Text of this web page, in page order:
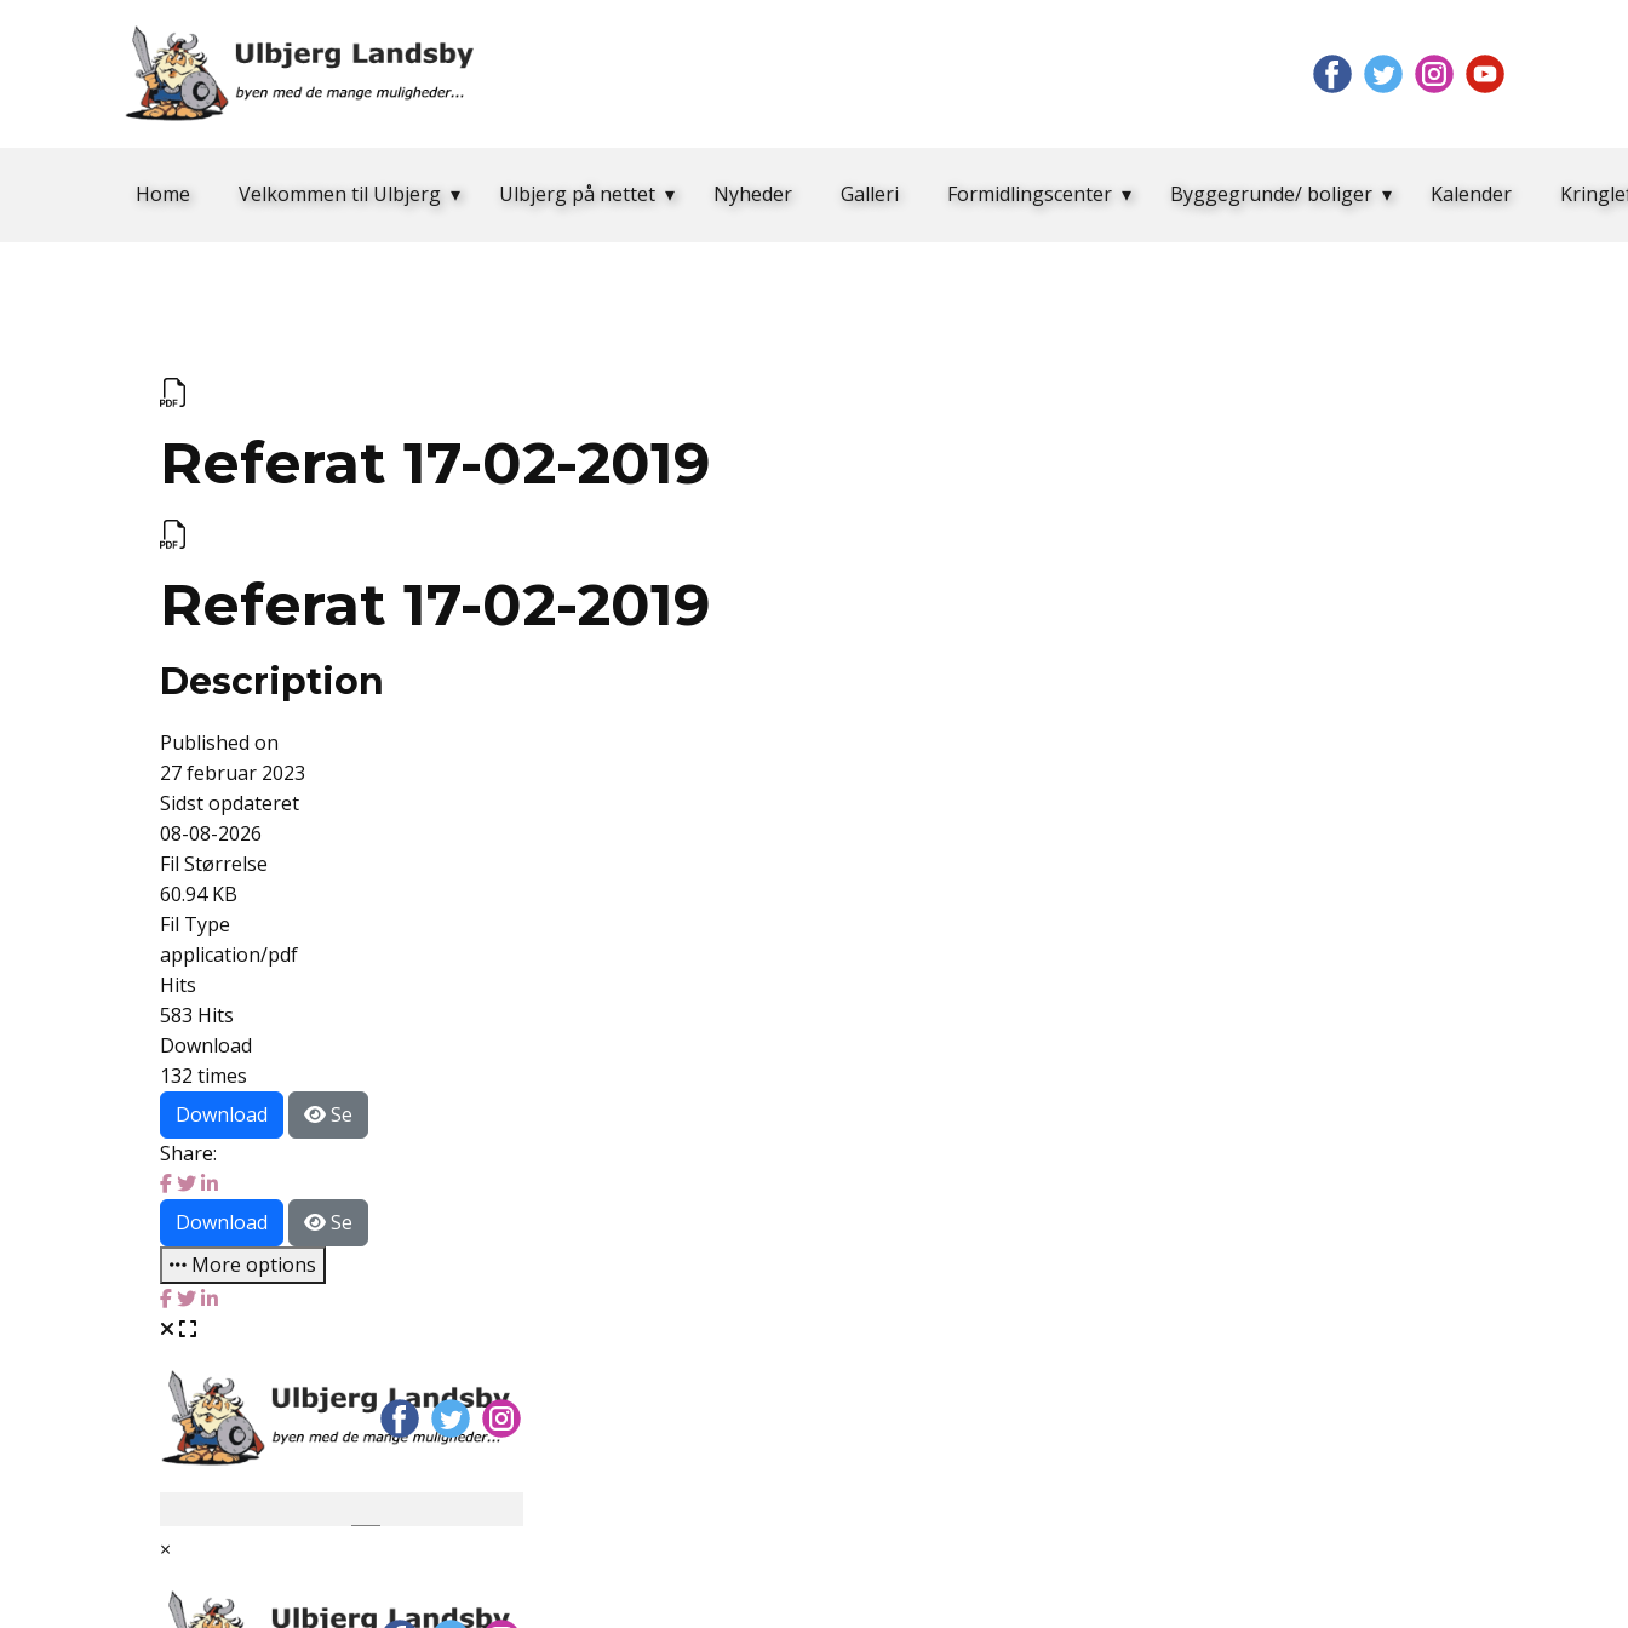
Home Velkommen til Ulbjerg Ulbjerg på nettet Nyheder Galleri Formidlingscenter Byggegrunde/ boliger Kalender
Referat 17-02-2019
Referat 17-02-2019
Description
Published on
27 februar 2023
Sidst opdateret
08-08-2026
Fil Størrelse
60.94 KB
Fil Type
application/pdf
Hits
583 Hits
Download
132 times
Download
Se
Share:
Download
Se
More options
×